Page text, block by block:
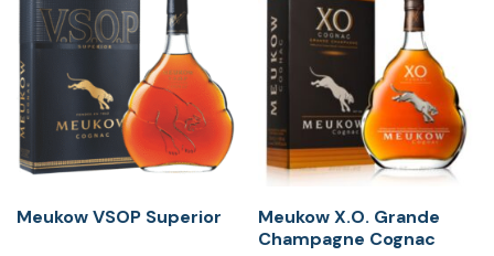
Meukow VSOP Superior
Meukow X.O. Grande
Champagne Cognac